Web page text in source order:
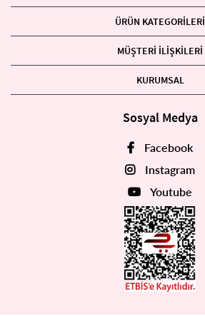
ÜRÜN KATEGORILERI
MÜŞTERI İLIŞKILERI
KURUMSAL
Sosyal Medya
Facebook
Instagram
Youtube